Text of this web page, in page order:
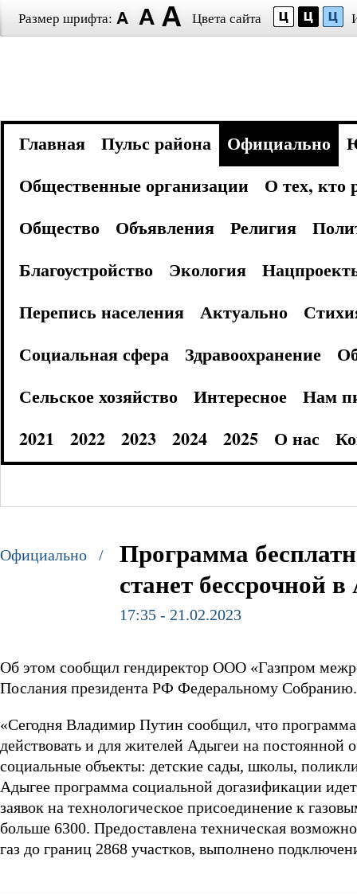
Размер шрифта: Цвета сайта
Главная Пульс района Официально
Общественные организации
О тех, кто
Общество
Объявления Религия
Благоустройство
Экология
Перепись населения
Актуально
Социальная сфера
Здравоохранение
Сельское хозяйство
Интересное
Нам
2021
2022 2023 2024 2025 О нас
Официально /
Программа
станет бессрочной
17:35 - 21.02.2023
Об этом сообщил гендиректор ООО «Газпром
Послания президента РФ Федеральному
«Сегодня Владимир Путин сообщил, что
действовать и для жителей Адыгеи на постоянной
социальные объекты: детские сады, школы,
Адыгее программа социальной догазификации
заявок на технологическое присоединение к
больше 6300. Предоставлена техническая
газ до границ 2868 участков, выполнено